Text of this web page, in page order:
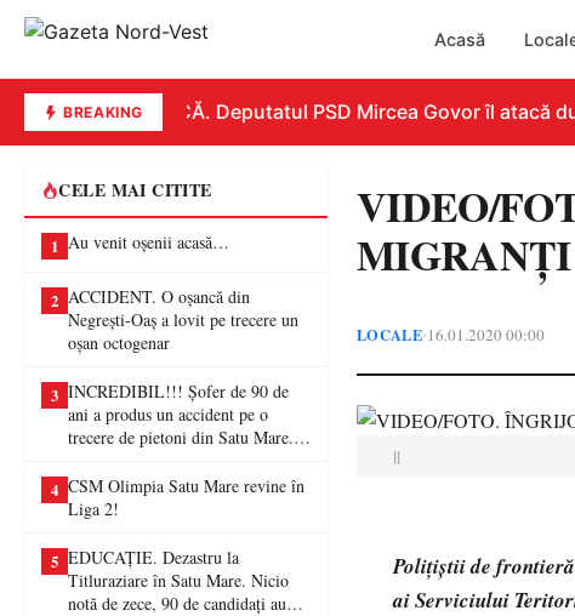
Acasă
BREAKINGREPLICĂ. Deputatul PSD Mircea Govor îl atacă
CELE MAI CITITE
1 Au venit oșenii acasă…
2 ACCIDENT. O oșancă din
Negrești-Oaș a lovit pe trecere un
oșan octogenar
3 INCREDIBIL!!! Șofer de 90 de
ani a produs un accident pe o
trecere de pietoni din Satu Mare. O
4 CSM Olimpia Satu Mare revine în
Liga 2!
5 EDUCAȚIE. Dezastru la
Titluraziare în Satu Mare. Nicio
notă de zece, 90 de candidați au
VIDEO/
MIGRANȚI
LOCALE•16.01.2020 00:00
||
Poliţiştii de
ai Serviciului